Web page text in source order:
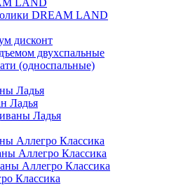
DREAM LAND
дисконт
двухспальные
(односпальные)
Ладья
Ладья
Ладья
Аллегро Классика
Аллегро Классика
Аллегро Классика
Классика